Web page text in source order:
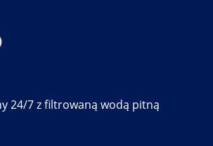
24/7 z filtrowaną wodą pitną